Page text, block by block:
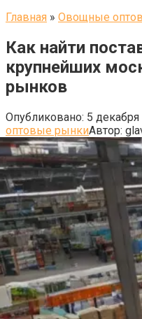
Главная » Овощные
Как найти
крупнейших
рынков
Опубликовано: 5 декабря
оптовые рынкиАвтор: